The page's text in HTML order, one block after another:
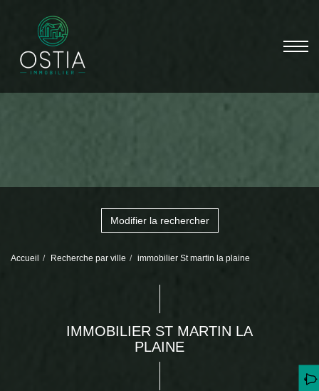
Modifier la rechercher
Accueil Recherche par ville immobilier St martin la plaine
IMMOBILIER ST MARTIN LA
PLAINE